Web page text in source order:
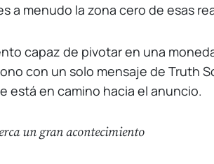
a menudo la zona cero de esas
capaz de pivotar en una
con un solo mensaje de Truth
está en camino hacia el anuncio.
un gran acontecimiento